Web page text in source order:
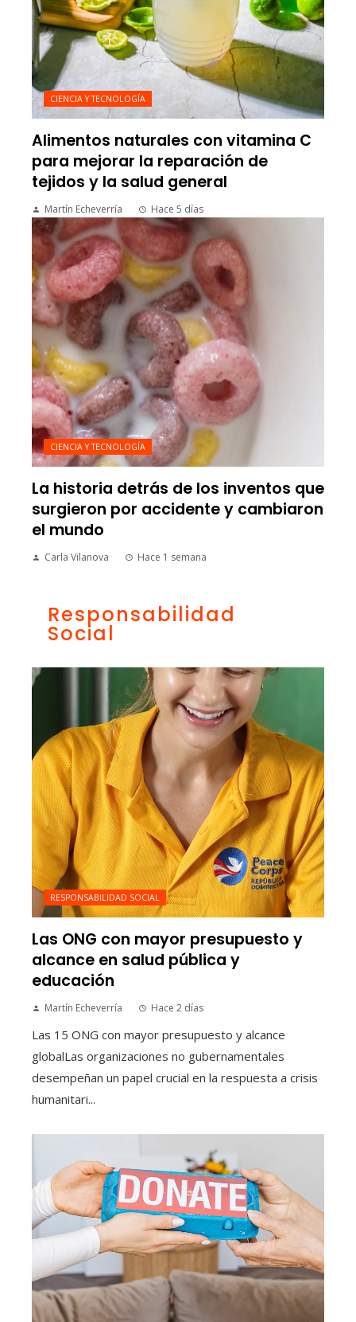
CIENCIA Y TECNOLOGÍA
Alimentos naturales con vitamina C
para mejorar la reparación de
tejidos y la salud general
Martín Echeverría Hace 5 días
CIENCIA Y TECNOLOGÍA
La historia detrás de los inventos que
surgieron por accidente y cambiaron
el mundo
Carla Vilanova Hace 1 semana
Responsabilidad
Social
RESPONSABILIDAD SOCIAL
Las ONG con mayor presupuesto y
alcance en salud pública y
educación
Martín Echeverría Hace 2 días
Las 15 ONG con mayor presupuesto y alcance
globalLas organizaciones no gubernamentales
desempeñan un papel crucial en la respuesta a crisis
humanitari...